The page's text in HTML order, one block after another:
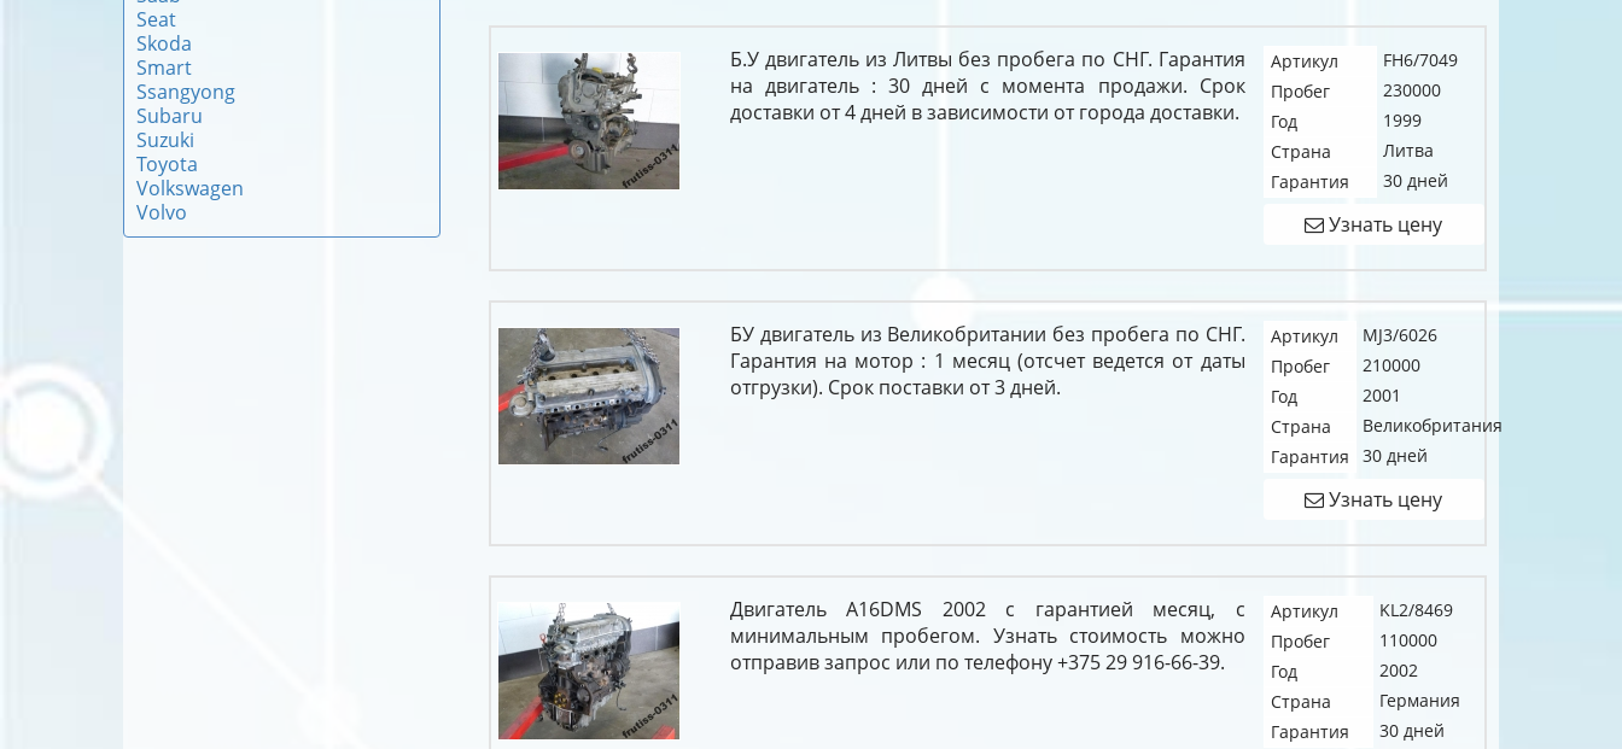
Seat
Skoda
Smart
Ssangyong
Subaru
Suzuki
Toyota
Volkswagen
Volvo
Б.У двигатель из Литвы без пробега по СНГ. Гарантия
на двигатель : 30 дней с момента продажи. Срок
доставки от 4 дней в зависимости от города доставки.
Артикул
FH6/7049
Пробег
230000
Год
1999
Страна
Литва
Гарантия
30 дней
Узнать цену
БУ двигатель из Великобритании без пробега по СНГ.
Гарантия на мотор : 1 месяц (отсчет ведется от даты
отгрузки). Срок поставки от 3 дней.
Артикул
MJ3/6026
Пробег
210000
Год
2001
Страна
Великобритания
Гарантия
30 дней
Узнать цену
Двигатель A16DMS 2002 с гарантией месяц, с
минимальным пробегом. Узнать стоимость можно
отправив запрос или по телефону +375 29 916-66-39.
Артикул
KL2/8469
Пробег
110000
Год
2002
Страна
Германия
Гарантия
30 дней